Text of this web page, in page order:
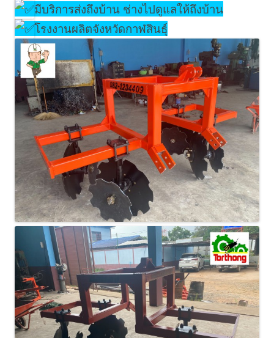
มีบริการส่งถึงบ้าน ช่างไปดูแลให้ถึงบ้าน
โรงงานผลิตจังหวัดกาฬสินธุ์